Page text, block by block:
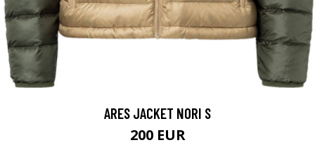
ARES JACKET NORI S
200 EUR